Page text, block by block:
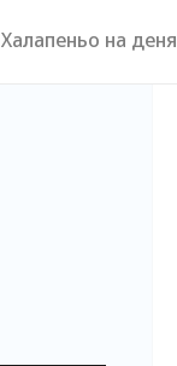
Халапеньо на деня